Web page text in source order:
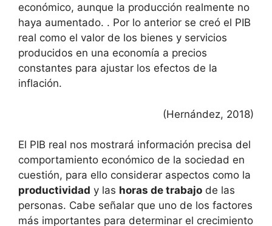
económico, aunque la producción realmente no
haya aumentado. . Por lo anterior se creó el PIB
real como el valor de los bienes y servicios
producidos en una economía a precios
constantes para ajustar los efectos de la
inflación.
(Hernández, 2018)
El PIB real nos mostrará información precisa del
comportamiento económico de la sociedad en
cuestión, para ello considerar aspectos como la
productividad y las horas de trabajo de las
personas. Cabe señalar que uno de los factores
más importantes para determinar el crecimiento